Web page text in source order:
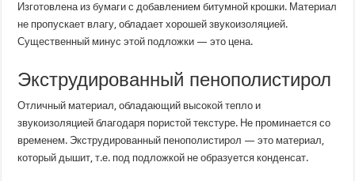
Изготовлена из бумаги с добавлением битумной крошки. Материал
не пропускает влагу, обладает хорошей звукоизоляцией.
Существенный минус этой подложки — это цена.
Экструдированный пенополистирол
Отличный материал, обладающий высокой тепло и
звукоизоляцией благодаря пористой текстуре. Не проминается со
временем. Экструдированный пенополистирол — это материал,
который дышит, т.е. под подложкой не образуется конденсат.